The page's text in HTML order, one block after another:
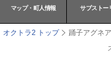
マップ・町人情報 サブストー
オクトラ2 トップ 踊子アグネ